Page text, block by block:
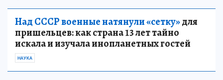
Над СССР военные натянули «сетку»для
пришельцев: как страна 13 лет тайно
искала и изучала инопланетных гостей
НАУКА